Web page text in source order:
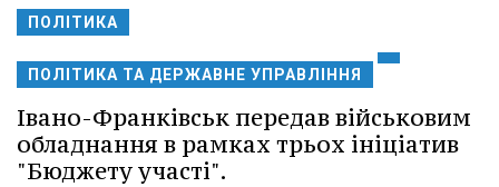
ПОЛІТИКА
ПОЛІТИКА ТА ДЕРЖАВНЕ УПРАВЛІННЯ
Івано-Франківськ передав військовим
обладнання в рамках трьох ініціатив
"Бюджету участі".